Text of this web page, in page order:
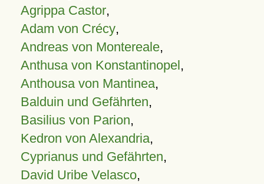
Agrippa Castor,
Adam von Crécy,
Andreas von Montereale,
Anthusa von Konstantinopel,
Anthousa von Mantinea,
Balduin und Gefährten,
Basilius von Parion,
Kedron von Alexandria,
Cyprianus und Gefährten,
David Uribe Velasco,